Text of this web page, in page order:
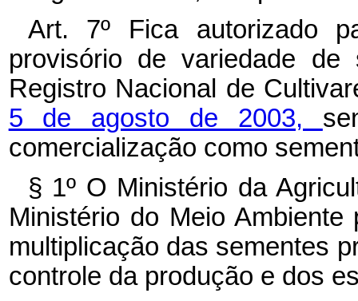
Art. 7º Fica autorizado
provisório de variedade de
Registro Nacional de
5 de agosto de 2003,
comercialização como
§ 1º O Ministério da
Ministério do Meio
multiplicação das sementes
controle da produção e dos